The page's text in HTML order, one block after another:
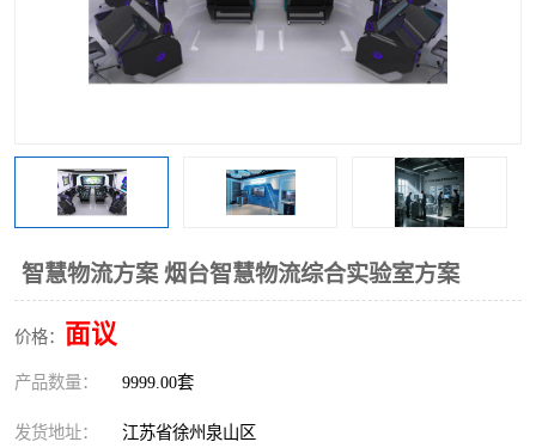
智慧物流方案 烟台智慧物流综合实验室方案
价格： 面议
产品数量： 9999.00套
发货地址： 江苏省徐州泉山区